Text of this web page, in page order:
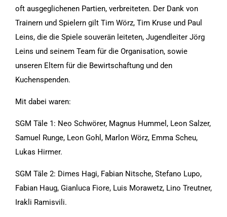
oft ausgeglichenen Partien, verbreiteten. Der Dank von
Trainern und Spielern gilt Tim Wörz, Tim Kruse und Paul
Leins, die die Spiele souverän leiteten, Jugendleiter Jörg
Leins und seinem Team für die Organisation, sowie
unseren Eltern für die Bewirtschaftung und den
Kuchenspenden.
Mit dabei waren:
SGM Täle 1: Neo Schwörer, Magnus Hummel, Leon Salzer,
Samuel Runge, Leon Gohl, Marlon Wörz, Emma Scheu,
Lukas Hirmer.
SGM Täle 2: Dimes Hagi, Fabian Nitsche, Stefano Lupo,
Fabian Haug, Gianluca Fiore, Luis Morawetz, Lino Treutner,
Irakli Ramisvili.
Marketing
Indem Sie uns Ihre
Interessen und Ihr
Verhalten beim
Website mitteilen,
Wahrscheinlichkeit,
personalisierte
Inhalte und